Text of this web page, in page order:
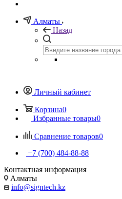
Алматы
Назад
Личный кабинет
Корзина0
Избранные товары0
Сравнение товаров0
+7 (700) 484-88-88
Контактная информация
Алматы
info@signtech.kz